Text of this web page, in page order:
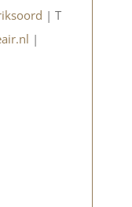
| T
|